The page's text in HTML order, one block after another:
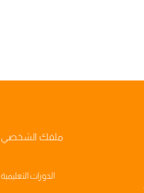
ملفك الشخصي
الدورات التعليمية